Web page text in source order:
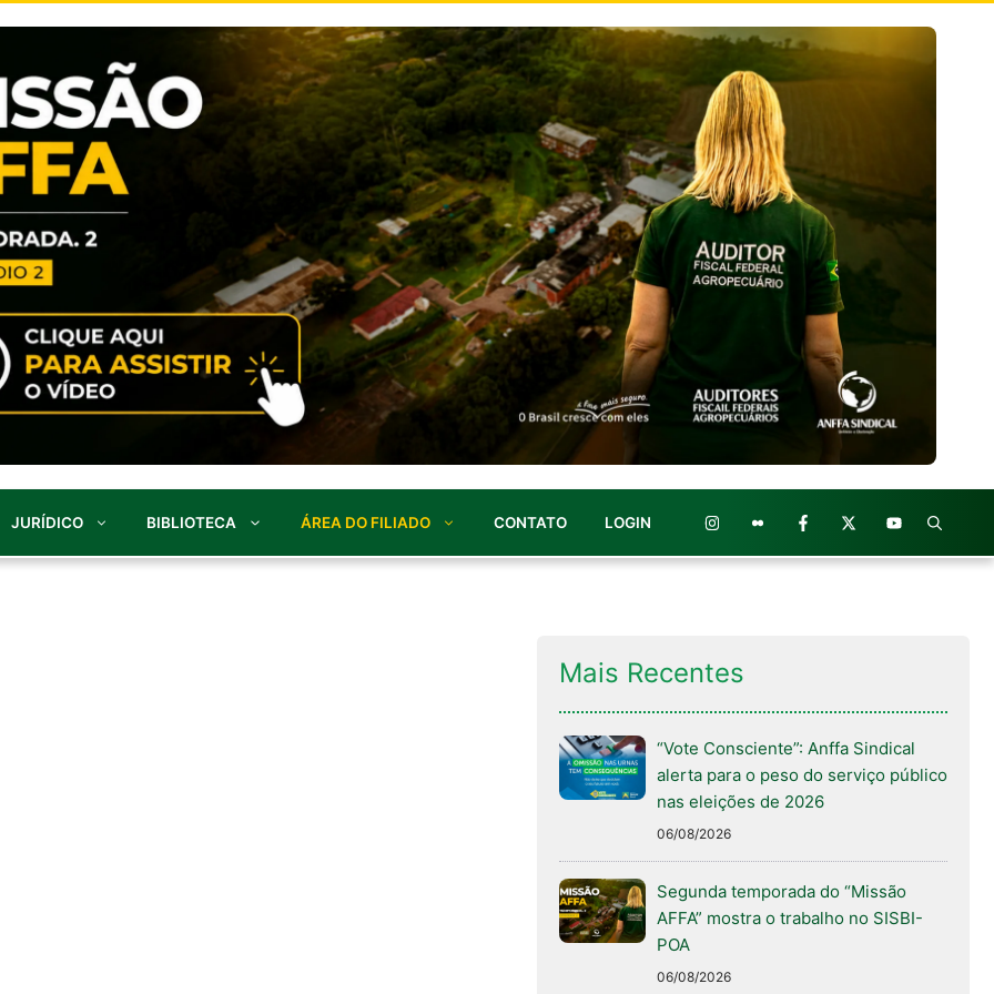
JURÍDICO BIBLIOTECA ÁREA DO FILIADO CONTATO LOGIN
Mais Recentes
“Vote Consciente”: Anffa Sindical
alerta para o peso do serviço público
nas eleições de 2026
06/08/2026
Segunda temporada do “Missão
AFFA” mostra o trabalho no SISBI-
POA
06/08/2026